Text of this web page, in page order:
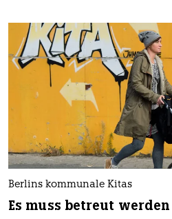
Berlins kommunale Kitas
Es muss betreut werden